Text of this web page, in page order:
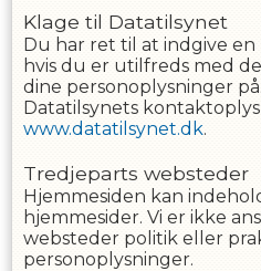
Klage til Datatilsynet
Du har ret til at indgive
hvis du er utilfreds med
dine personoplysninger
Datatilsynets
www.datatilsynet.dk.
Tredjeparts websteder
Hjemmesiden kan
hjemmesider. Vi er ikke
websteder politik eller
personoplysninger.